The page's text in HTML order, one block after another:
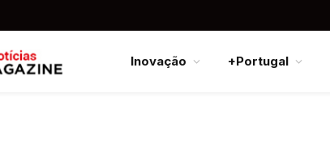
Inovação +Portugal